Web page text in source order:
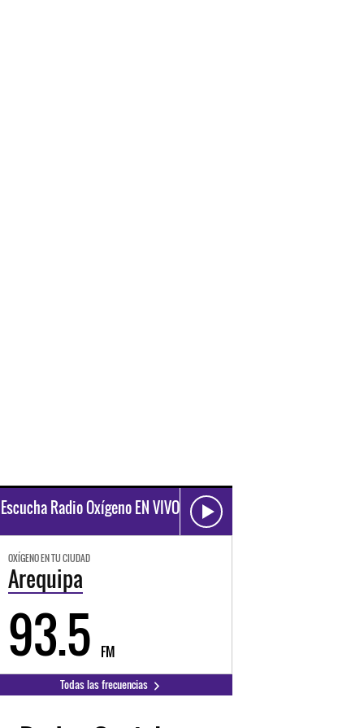
Escucha Radio Oxígeno EN VIVO
OXÍGENO EN TU CIUDAD
Arequipa
93.5 FM
Todas las frecuencias